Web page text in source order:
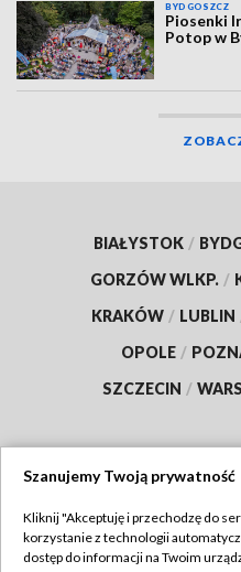
BYDGOSZCZ
Piosenki
Potop w
BIAŁYSTOK /
GORZÓW WLKP. /
KRAKÓW / LUBLIN
OPOLE /
SZCZECIN /
Szanujemy Twoją prywatność
Kliknij "Akceptuję i przechodzę do
korzystanie z technologii
dostęp do informacji na Twoim